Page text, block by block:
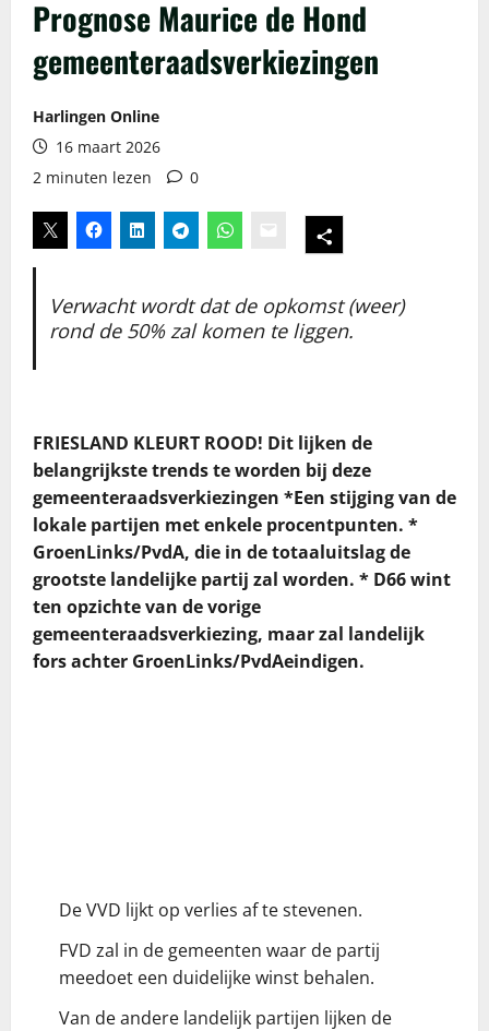
Prognose Maurice de Hond
gemeenteraadsverkiezingen
Harlingen Online
16 maart 2026
2 minuten lezen
0
Verwacht wordt dat de opkomst (weer)
rond de 50% zal komen te liggen.
FRIESLAND KLEURT ROOD! Dit lijken de
belangrijkste trends te worden bij deze
gemeenteraadsverkiezingen *Een stijging van de
lokale partijen met enkele procentpunten. *
GroenLinks/PvdA, die in de totaaluitslag de
grootste landelijke partij zal worden. * D66 wint
ten opzichte van de vorige
gemeenteraadsverkiezing, maar zal landelijk
fors achter GroenLinks/PvdAeindigen.
De VVD lijkt op verlies af te stevenen.
FVD zal in de gemeenten waar de partij
meedoet een duidelijke winst behalen.
Van de andere landelijk partijen lijken de